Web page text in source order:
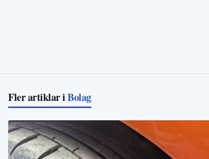
Fler artiklar iBolag